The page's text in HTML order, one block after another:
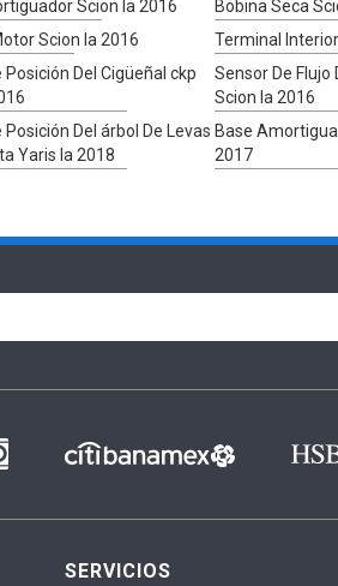
Scion Ia 2016 Bobina Seca
Scion Ia 2016 Terminal
Posición Del Cigüeñal ckp
Sensor De
Scion Ia 2016
Posición Del árbol De Levas
Yaris Ia 2018
Base
2017
SERVICIOS